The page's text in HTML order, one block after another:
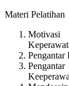
Materi Pelatihan
Motivasi
Pengantar